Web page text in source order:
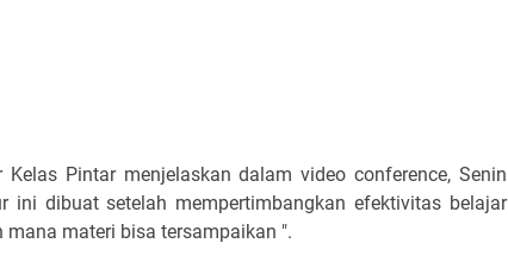
Kelas Pintar menjelaskan dalam video conference, Senin
ini dibuat setelah mempertimbangkan efektivitas belajar
mana materi bisa tersampaikan ".